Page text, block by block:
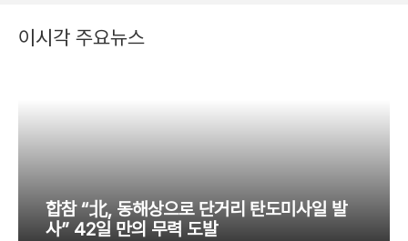
이시각 주요뉴스
합참 “北, 동해상으로 단거리 탄도미사일 발
사” 42일 만의 무력 도발